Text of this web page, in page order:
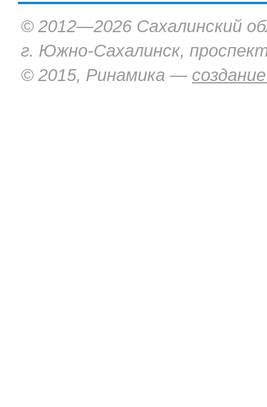
© 2012—2026 Сахалинский
г. Южно-Сахалинск,
© 2015, Ринамика —